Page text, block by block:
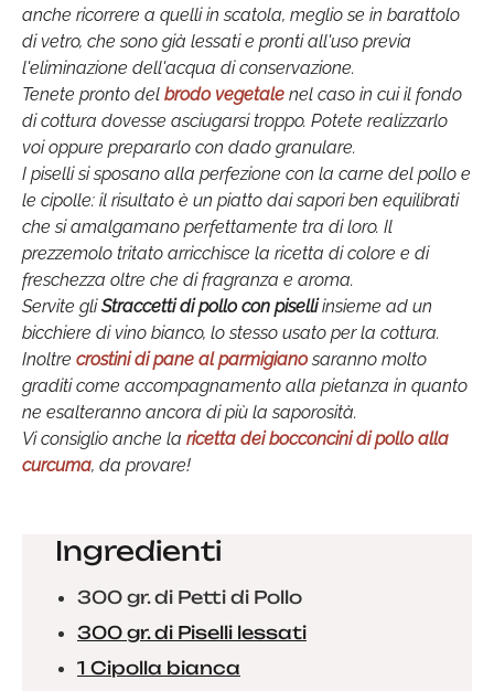
anche ricorrere a quelli in scatola, meglio se in barattolo
di vetro, che sono già lessati e pronti all'uso previa
l'eliminazione dell'acqua di conservazione.
Tenete pronto del brodo vegetale nel caso in cui il fondo
di cottura dovesse asciugarsi troppo. Potete realizzarlo
voi oppure prepararlo con dado granulare.
I piselli si sposano alla perfezione con la carne del pollo e
le cipolle: il risultato è un piatto dai sapori ben equilibrati
che si amalgamano perfettamente tra di loro. Il
prezzemolo tritato arricchisce la ricetta di colore e di
freschezza oltre che di fragranza e aroma.
Servite gliStraccetti di pollo con piselliinsieme ad un
bicchiere di vino bianco, lo stesso usato per la cottura.
Inoltre crostini di pane al parmigianosaranno molto
graditi come accompagnamento alla pietanza in quanto
ne esalteranno ancora di più la saporosità.
Vi consiglio anche la ricetta dei bocconcini di pollo alla
curcuma, da provare!
Ingredienti
300 gr. di Petti di Pollo
300 gr. di Piselli lessati
1 Cipolla bianca